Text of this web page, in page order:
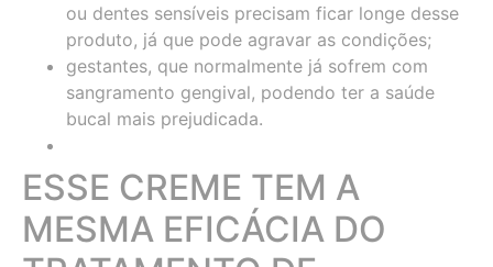
ou dentes sensíveis precisam ficar longe desse
produto, já que pode agravar as condições;
gestantes, que normalmente já sofrem com
sangramento gengival, podendo ter a saúde
bucal mais prejudicada.
ESSE CREME TEM A
MESMA EFICÁCIA DO